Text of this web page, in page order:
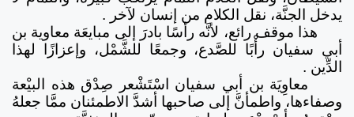
يدخل الجنَّة، نقل الكلام من إنسان لآخر .
هذا موقف رائع، لأنَّه رأسًا بادرَ إلى مبايعَة معاوية بن
أبي سفيان رأْبًا للصَّدع، وجمعًا للشَّمْل، وإعزازًا لهذا
الدِّين .
معاوِيَة بن أبي سفيان اسْتَشْعر صِدْق هذه البيْعة
وصفاءها، واطمأنَّ إلى صاحبها أشدَّ الاطمئنان ممَّا جعلهُ